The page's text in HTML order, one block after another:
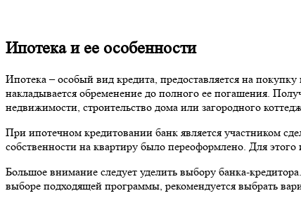
Ипотека и ее особенности
Ипотека – особый вид кредита, предоставляется на
накладывается обременение до полного ее погашения.
недвижимости, строительство дома или загородного
При ипотечном кредитовании банк является участником
собственности на квартиру было переоформлено. Для
Большое внимание следует уделить выбору банка-
выборе подходящей программы, рекомендуется выбрать